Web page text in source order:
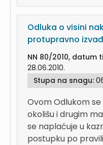
Odluka o visini
protupravno
NN 80/2010, datum
28.06.2010.
Stupa na snagu:
Ovom Odlukom
okolišu i drugim
se naplaćuje u
postupku po